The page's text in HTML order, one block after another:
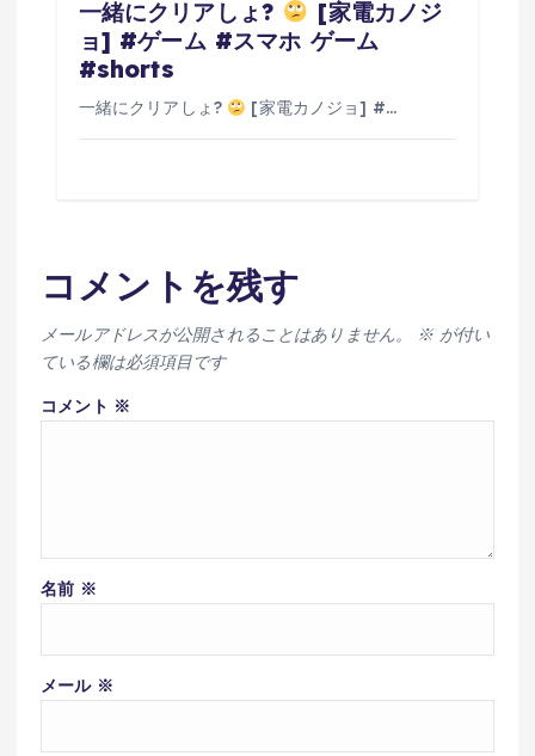
一緒にクリアしょ?
[家電カノジ
ョ] #ゲーム #スマホ ゲーム
#shorts
一緒にクリアしょ? [家電カノジョ] #…
コメントを残す
メールアドレスが公開されることはありません。 ※が付い
ている欄は必須項目です
コメント ※
名前 ※
メール ※